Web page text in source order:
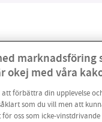
marknadsföring
okej med våra
förbättra din upplevelse
som du vill men att
oss som icke-vinstdrivande